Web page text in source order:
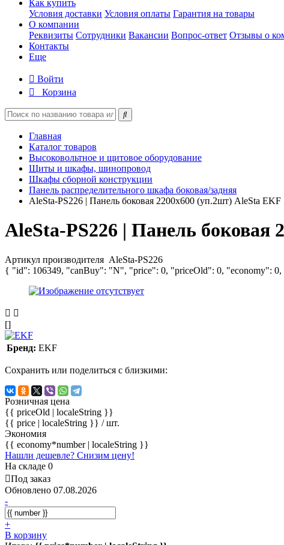
Как купить
Условия доставки Условия оплаты Гарантия на товары
О компании
Реквизиты Сотрудники Вакансии Вопрос-ответ Отзывы о
Контакты
Еще
Войти
Корзина
Главная
Каталог товаров
Высоковольтное и щитовое оборудование
Щиты и шкафы, шинопровод
Шкафы сборной конструкции
Панель распределительного шкафа боковая/задняя
AleSta-PS226 | Панель боковая 2200х600 (уп.2шт) AleSta EKF
AleSta-PS226 | Панель боковая
Артикул производителя AleSta-PS226
{ "id": 106349, "canBuy": "N", "price": 0, "priceOld": 0, "economy":
[]
Бренд: EKF
Сохранить или поделиться с близкими:
Розничная цена
{{ priceOld | localeString }}
{{ price | localeString }} / шт.
Экономия
{{ economy*number | localeString }}
Нашли дешевле? Снизим цену!
На складе 0
Под заказ
Обновлено 07.08.2026
-
+
В корзину